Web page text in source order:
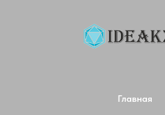
Главная